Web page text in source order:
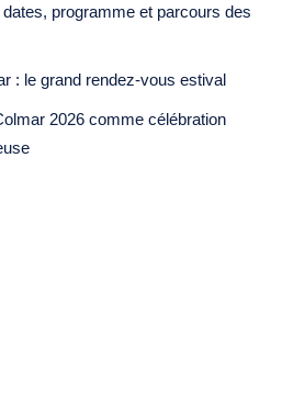
programme et parcours des
: le grand rendez-vous estival
2026 comme célébration